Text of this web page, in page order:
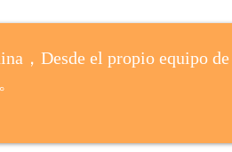
，Desde el propio equipo